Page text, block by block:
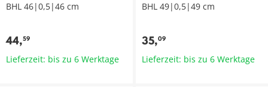
BHL 46|0,5|46 cm
44,59
Lieferzeit: bis zu 6 Werktage
BHL 49|0,5|49 cm
35,09
Lieferzeit: bis zu 6 Werktage